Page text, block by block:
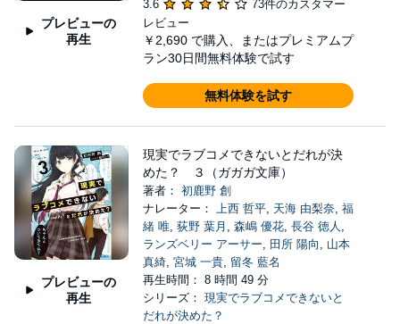
プレビューの
再生
3.6
73件のカスタマー
レビュー
￥2,690 で購入、またはプレミアムプ
ラン30日間無料体験で試す
無料体験を試す
プレビューの
再生
現実でラブコメできないとだれが決
めた？ ３（ガガガ文庫）
著者： 初鹿野 創
ナレーター： 上西 哲平, 天海 由梨奈, 福
緒 唯, 荻野 葉月 , 森嶋 優花, 長谷 徳人 ,
ランズベリー アーサー, 田所 陽向 , 山本
真綺, 宮城 一貴, 留冬 藍名
再生時間： 8 時間 49 分
シリーズ： 現実でラブコメできないと
だれが決めた？